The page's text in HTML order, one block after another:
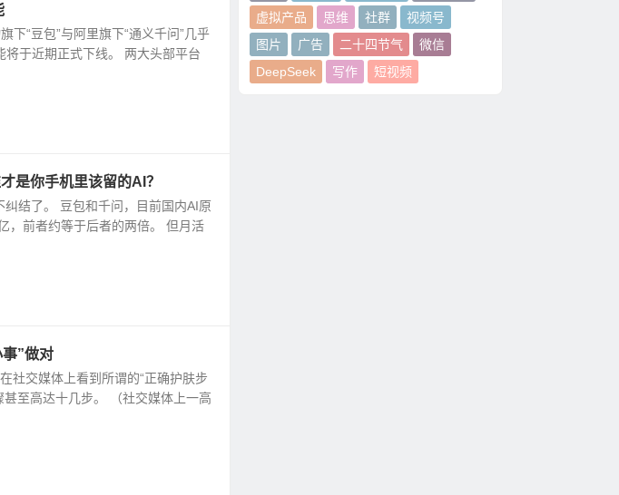
下“豆包”与阿里旗下“通义千问”几乎
将于近期正式下线。 两大头部平台
是你手机里该留的AI？
纠结了。 豆包和千问，目前国内AI原
前者约等于后者的两倍。 但月活
”做对
社交媒体上看到所谓的“正确护肤步
至高达十几步。 （社交媒体上一高
虚拟产品
思维 社群
视频号
图片
广告 二十四节气
微信
DeepSeek
写作 短视频